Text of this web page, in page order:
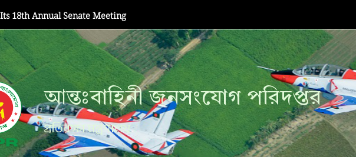
18th Annual Senate Meeting
আন্তঃবাহিনী জনসংযোগ পরিদপ্তর
প্রতিরক্ষা মন্ত্রণালয়